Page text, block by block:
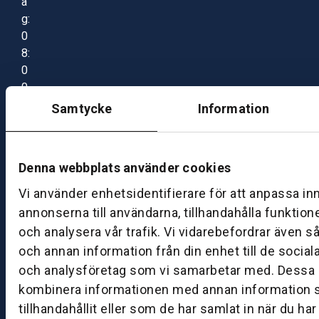
Samtycke Information
Denna webbplats använder cookies
Vi använder enhetsidentifierare för att anpassa
annonserna till användarna, tillhandahålla
och analysera vår trafik. Vi vidarebefordrar även
och annan information från din enhet till de
och analysföretag som vi samarbetar med. Dessa
kombinera informationen med annan information
tillhandahållit eller som de har samlat in när du
g:
0
8:
0
0
0
B
ut
ik
S
k
ö